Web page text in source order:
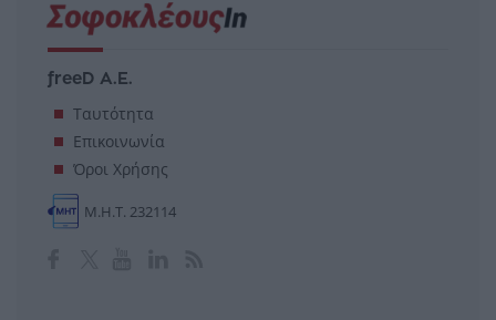
freeD Α.Ε.
Ταυτότητα
Επικοινωνία
Όροι Χρήσης
Μ.Η.Τ. 232114